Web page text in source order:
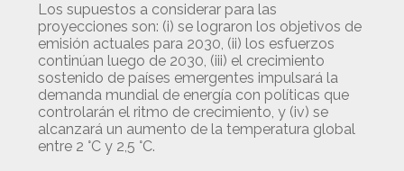
Los supuestos a considerar para las
proyecciones son: (i) se lograron los objetivos de
emisión actuales para 2030, (ii) los esfuerzos
continúan luego de 2030, (iii) el crecimiento
sostenido de países emergentes impulsará la
demanda mundial de energía con políticas que
controlarán el ritmo de crecimiento, y (iv) se
alcanzará un aumento de la temperatura global
entre 2 °C y 2,5 °C.